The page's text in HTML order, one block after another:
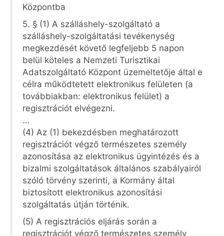
Központba
5. § (1) A szálláshely-szolgáltató a
szálláshely-szolgáltatási tevékenység
megkezdését követő legfeljebb 5 napon
belül köteles a Nemzeti Turisztikai
Adatszolgáltató Központ üzemeltetője által e
célra működtetett elektronikus felületen (a
továbbiakban: elektronikus felület) a
regisztrációt elvégezni.
…
(4) Az (1) bekezdésben meghatározott
regisztrációt végző természetes személy
azonosítása az elektronikus ügyintézés és a
bizalmi szolgáltatások általános szabályairól
szóló törvény szerinti, a Kormány által
biztosított elektronikus azonosítási
szolgáltatás útján történik.
(5) A regisztrációs eljárás során a
regisztrációt végző természetes személy